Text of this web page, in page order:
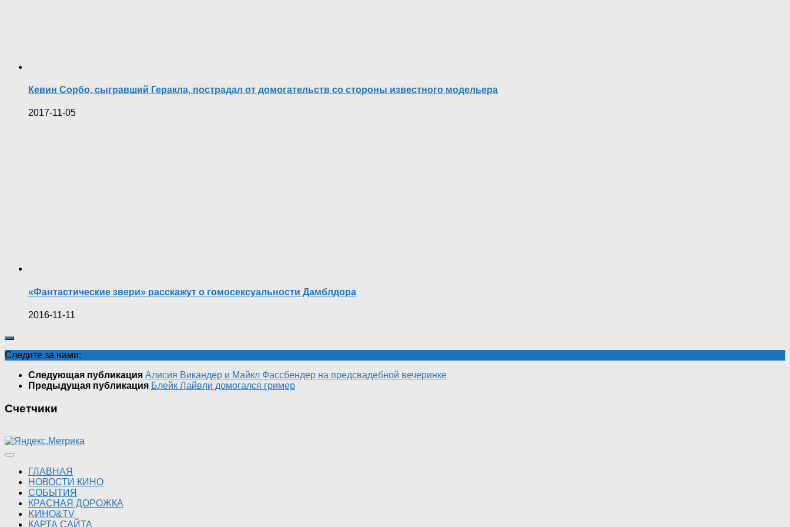
Кевин Сорбо, сыгравший Геракла, пострадал от домогательств со стороны известного модельера
2017-11-05
«Фантастические звери» расскажут о гомосексуальности Дамблдора
2016-11-11
Следите за нами:
Следующая публикация Алисия Викандер и Майкл Фассбендер на предсвадебной вечеринке
Предыдущая публикация Блейк Лайвли домогался гример
Счетчики
ГЛАВНАЯ
НОВОСТИ КИНО
СОБЫТИЯ
КРАСНАЯ ДОРОЖКА
KИНО&TV
КАРТА САЙТА